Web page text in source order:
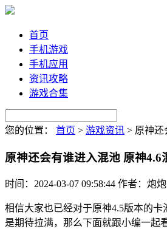
首页
手机游戏
手机应用
资讯攻略
游戏合集
您的位置： 首页 > 游戏资讯 > 原神还
原神还会有谁进入混池 原神4.6
时间：2024-03-07 09:58:44 作者：炮炮
相信大家也已经对于原神4.5版本的
是期待拉满，那么下面就跟小编一起